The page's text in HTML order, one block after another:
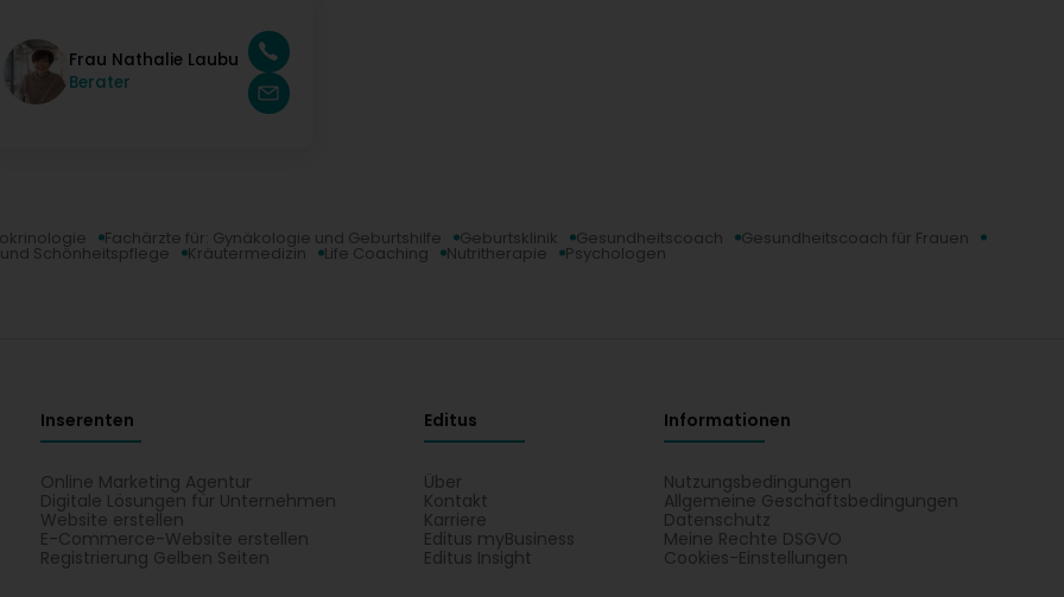
Frau Nathalie Laubu
Berater
Fachärzte für: Gynäkologie und Geburtshilfe Geburtsklinik Gesundheitscoach Gesundheitscoach für Frauen
Schönheitspflege Kräutermedizin Life Coaching Nutritherapie Psychologen
Inserenten
Online Marketing Agentur
Digitale Lösungen für Unternehmen
Website erstellen
E-Commerce-Website erstellen
Registrierung Gelben Seiten
Editus
Über
Kontakt
Karriere
Editus myBusiness
Editus Insight
Informationen
Nutzungsbedingungen
Allgemeine Geschäftsbedingungen
Datenschutz
Meine Rechte DSGVO
Cookies-Einstellungen